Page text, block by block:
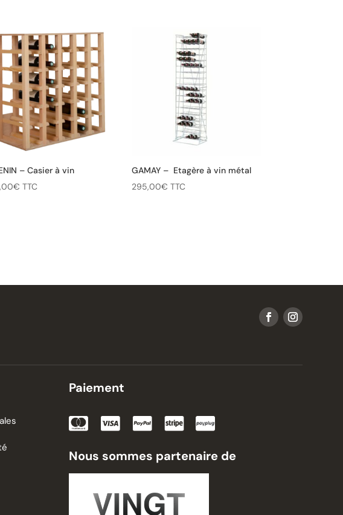
– Casier à vin
€ TTC
GAMAY – Etagère à vin métal
295,00€ TTC
Paiement
Nous sommes partenaire de